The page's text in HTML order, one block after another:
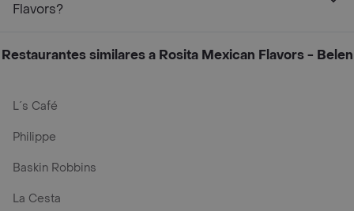
Flavors?
Restaurantes similares a Rosita Mexican Flavors - Belen
L´s Café
Philippe
Baskin Robbins
La Cesta